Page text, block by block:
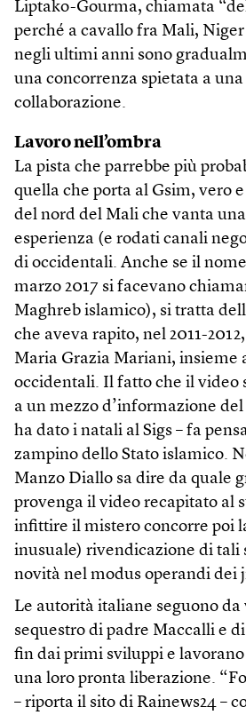
Liptako-Gourma, chiamata
perché a cavallo fra Mali, Niger
negli ultimi anni sono
una concorrenza spietata a
collaborazione.
Lavoro nell’ombra
La pista che parrebbe più
quella che porta al Gsim, vero
del nord del Mali che vanta
esperienza (e rodati canali
di occidentali. Anche se il
marzo 2017 si facevano
Maghreb islamico), si tratta
che aveva rapito, nel 2011-
Maria Grazia Mariani, insieme
occidentali. Il fatto che il video
a un mezzo d’informazione del
ha dato i natali al Sigs – fa
zampino dello Stato islamico.
Manzo Diallo sa dire da quale
provenga il video recapitato al
infittire il mistero concorre poi
inusuale) rivendicazione di tali
novità nel modus operandi dei
Le autorità italiane seguono da
sequestro di padre Maccalli e
fin dai primi sviluppi e lavorano
una loro pronta liberazione.
– riporta il sito di Rainews24 –